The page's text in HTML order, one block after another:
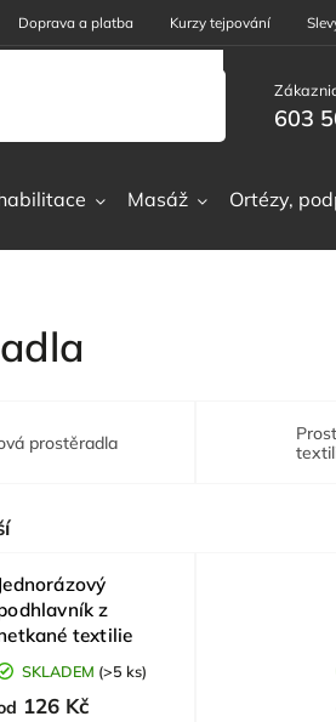
Doprava a platba Kurzy tejpování
603
Masáž Ortézy,
prostěradla
Jednorázový
z
textilie
SKLADEM (>5 ks)
126 Kč